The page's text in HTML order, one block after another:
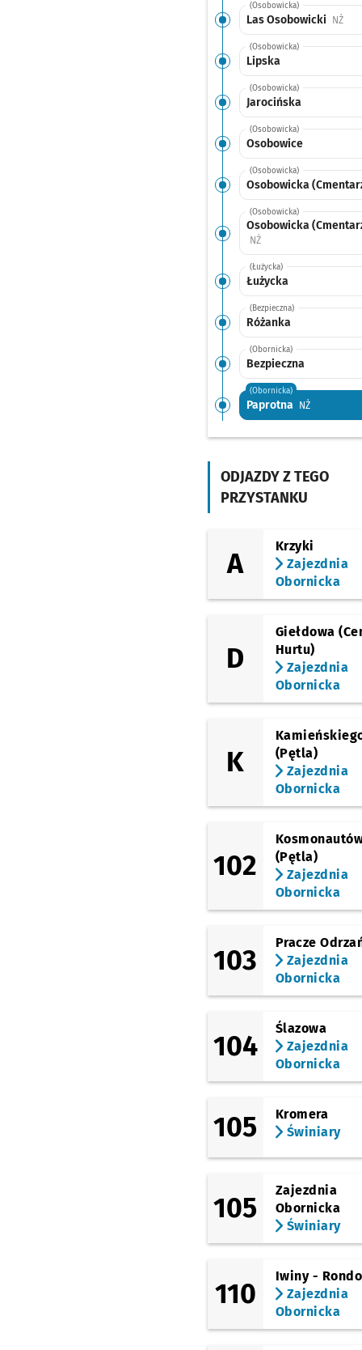
(Osobowicka)
Las Osobowicki NŻ
(Osobowicka)
Lipska
(Osobowicka)
Jarocińska
(Osobowicka)
Osobowice
(Osobowicka)
Osobowicka
(Osobowicka)
Osobowicka
NŻPrzystanek na życzenie
(Łużycka)
Łużycka
(Bezpieczna)
Różanka
(Obornicka)
Bezpieczna
(Obornicka)
Paprotna NŻPrzystanek
ODJAZDY Z TEGO
PRZYSTANKU
A
Krzyki
Zajezdnia
Obornicka
D
Giełdowa
Hurtu)
Zajezdnia
Obornicka
K
(Pętla)
Zajezdnia
Obornicka
102
(Pętla)
Zajezdnia
Obornicka
103
Pracze
Zajezdnia
Obornicka
104
Ślazowa
Zajezdnia
Obornicka
105
Kromera
Świniary
105
Zajezdnia
Obornicka
Świniary
110
Iwiny - Rondo
Zajezdnia
Obornicka